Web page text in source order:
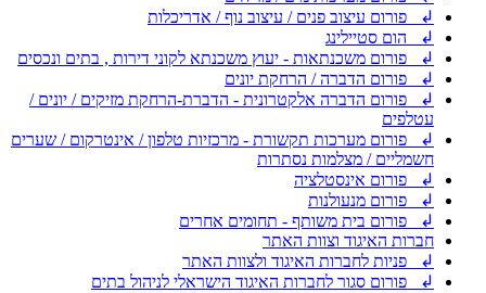
↲ פורום עיצוב פנים / עיצוב נוף / אדריכלות
↲ הום סטיילינג
↲ פורום משכנתאות - יעוץ משכנתא לקוני דירות , בתים ונכסים
↲ פורום הדברה / הרחקת יונים
↲ פורום הדברה אלקטרונית - הדברת-הרחקת מזיקים / יונים /
עטלפים
↲ פורום מערכות תקשורת - מרכזיות טלפון / אינטרקום / שערים
חשמליים / מצלמות נסתרות
↲ פורום אינסטלציה
↲ פורום מנעולנות
↲ פורום בית משותף - תחומים אחרים
חברות האיגוד וצוות האתר
↲ פניות לחברות האיגוד ולצוות האתר
↲ פורום סגור לחברות האיגוד הישראלי לניהול בתים